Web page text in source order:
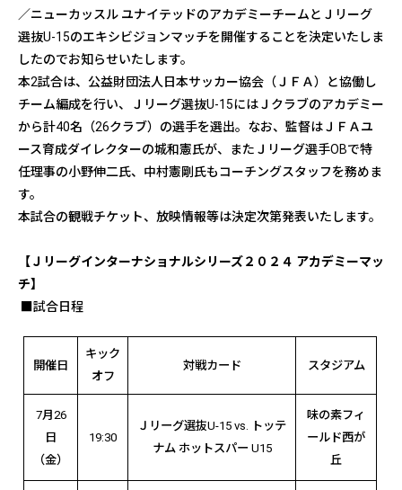
／ニューカッスル ユナイテッドのアカデミーチームとＪリーグ
選抜U-15のエキシビジョンマッチを開催することを決定いたしま
したのでお知らせいたします。
本2試合は、公益財団法人日本サッカー協会（ＪＦＡ）と協働し
チーム編成を行い、Ｊリーグ選抜U-15にはＪクラブのアカデミー
から計40名（26クラブ）の選手を選出。なお、監督はＪＦＡユ
ース育成ダイレクターの城和憲氏が、またＪリーグ選手OBで特
任理事の小野伸二氏、中村憲剛氏もコーチングスタッフを務めま
す。
本試合の観戦チケット、放映情報等は決定次第発表いたします。
【Ｊリーグインターナショナルシリーズ２０２４ アカデミーマッ
チ】
■試合日程
開催日
キック
オフ
対戦カード スタジアム
7月 26
日
（金）
19:30
Ｊリーグ選抜U-15 vs.
トッテ
ナム ホットスパー U15
味の素フィ
ールド西が
丘